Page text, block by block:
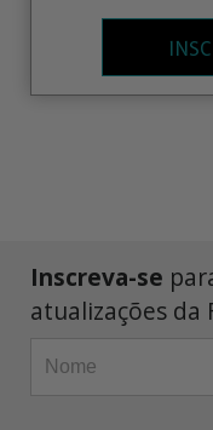
Inscreva-se
atualizações da